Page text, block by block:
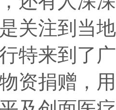
关注到当
特来到了
资捐赠，